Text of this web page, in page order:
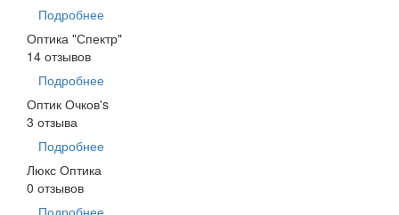
Подробнее
Оптика "Спектр"
14 отзывов
Подробнее
Оптик Очков's
3 отзыва
Подробнее
Люкс Оптика
0 отзывов
Подробнее